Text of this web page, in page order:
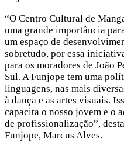
“O Centro Cultural de
uma grande importância
um espaço de
sobretudo, por essa
para os moradores de João
Sul. A Funjope tem uma
linguagens, nas mais
à dança e as artes visuais.
capacita o nosso jovem e o
de profissionalização”,
Funjope, Marcus Alves.